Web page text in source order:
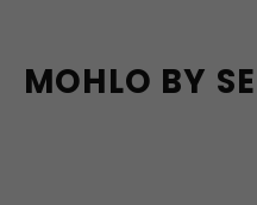
MOHLO BY